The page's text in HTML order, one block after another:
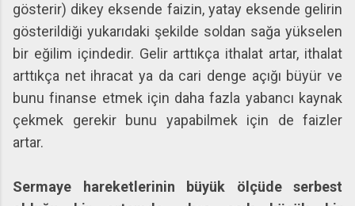
gösterir) dikey eksende faizin, yatay eksende gelirin
gösterildiği yukarıdaki şekilde soldan sağa yükselen
bir eğilim içindedir. Gelir arttıkça ithalat artar, ithalat
arttıkça net ihracat ya da cari denge açığı büyür ve
bunu finanse etmek için daha fazla yabancı kaynak
çekmek gerekir bunu yapabilmek için de faizler
artar.
Sermaye hareketlerinin büyük ölçüde serbest